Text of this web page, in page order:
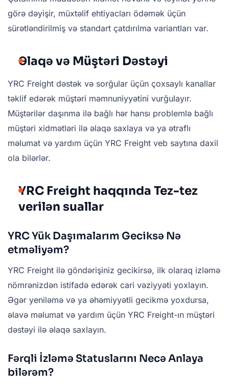
görə dəyişir, müxtəlif ehtiyacları ödəmək üçün
sürətləndirilmiş və standart çatdırılma variantları var.
Əlaqə və Müştəri Dəstəyi
YRC Freight dəstək və sorğular üçün çoxsaylı kanallar
təklif edərək müştəri məmnuniyyətini vurğulayır.
Müştərilər daşınma ilə bağlı hər hansı problemlə bağlı
müştəri xidmətləri ilə əlaqə saxlaya və ya ətraflı
məlumat və yardım üçün YRC Freight veb saytına daxil
ola bilərlər.
YRC Freight haqqında Tez-tez
verilən suallar
YRC Yük Daşımalarım Geciksə Nə
etməliyəm?
YRC Freight ilə göndərişiniz gecikirsə, ilk olaraq izləmə
nömrənizdən istifadə edərək cari vəziyyəti yoxlayın.
Əgər yeniləmə və ya əhəmiyyətli gecikmə yoxdursa,
əlavə məlumat və yardım üçün YRC Freight-ın müştəri
dəstəyi ilə əlaqə saxlayın.
Fərqli İzləmə Statuslarını Necə Anlaya
bilərəm?